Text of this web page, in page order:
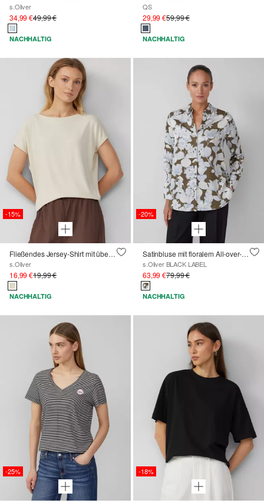
s.Oliver
34,99 €49,99 €
NACHHALTIG
QS
29,99 €59,99 €
NACHHALTIG
-15%
Fließendes Jersey-Shirt mit überschnittenen Schultern
s.Oliver
16,99 €19,99 €
NACHHALTIG
-20%
Satinbluse mit floralem All-over-Print
s.Oliver BLACK LABEL
63,99 €79,99 €
NACHHALTIG
-25% -18%